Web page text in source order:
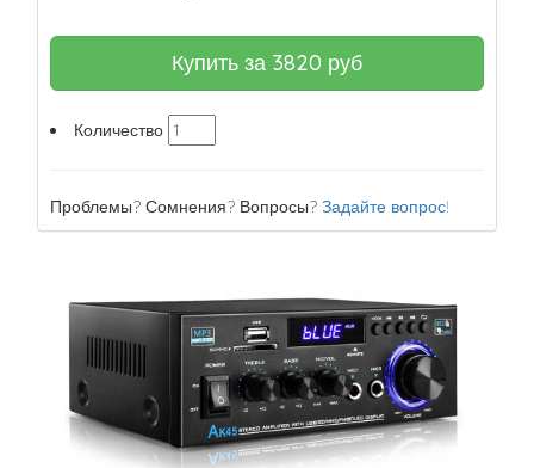
Купить за 3820 руб
Количество
Проблемы? Сомнения? Вопросы? Задайте вопрос!